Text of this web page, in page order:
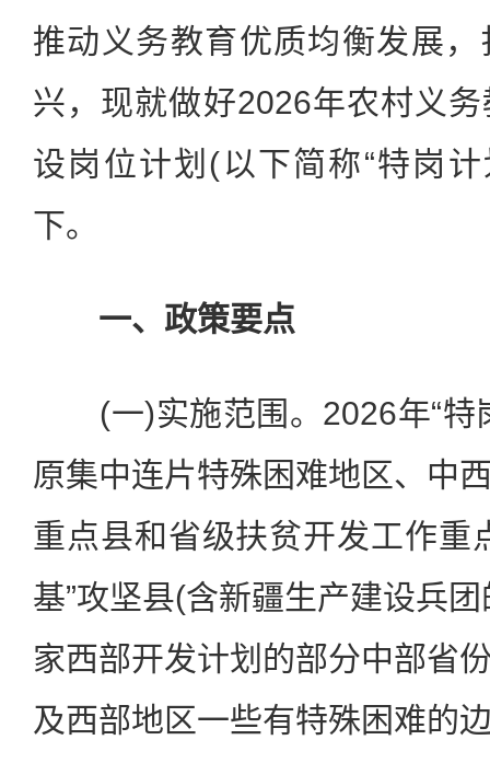
推动义务教育优质均衡发展
兴，现就做好2026年农村义
设岗位计划(以下简称“特岗
下。
一、政策要点
(一)实施范围。2026年“特
原集中连片特殊困难地区、中
重点县和省级扶贫开发工作重
基”攻坚县(含新疆生产建设兵
家西部开发计划的部分中部省
及西部地区一些有特殊困难的